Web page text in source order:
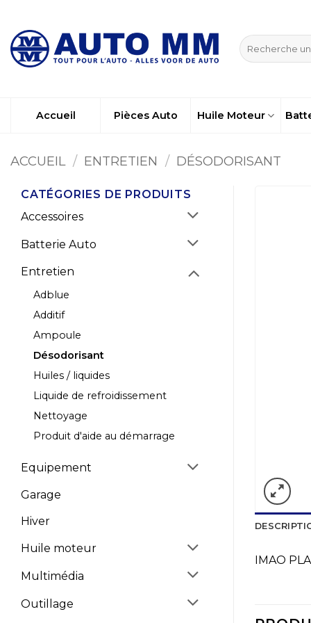
contenu
Recherche
pour :
Accueil Pièces Auto Huile Moteur
ACCUEIL / ENTRETIEN / DÉSODORISANT
CATÉGORIES DE PRODUITS
Accessoires
Batterie Auto
Entretien
Adblue
Additif
Ampoule
Désodorisant
Huiles / liquides
Liquide de refroidissement
Nettoyage
Produit d'aide au démarrage
Equipement
Garage
Hiver
Huile moteur
Multimédia
Outillage
IMAO